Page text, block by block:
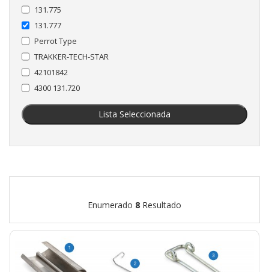
131.775
131.777
Perrot Type
TRAKKER-TECH-STAR
42101842
4300 131.720
Lista Seleccionada
Enumerado 8 Resultado